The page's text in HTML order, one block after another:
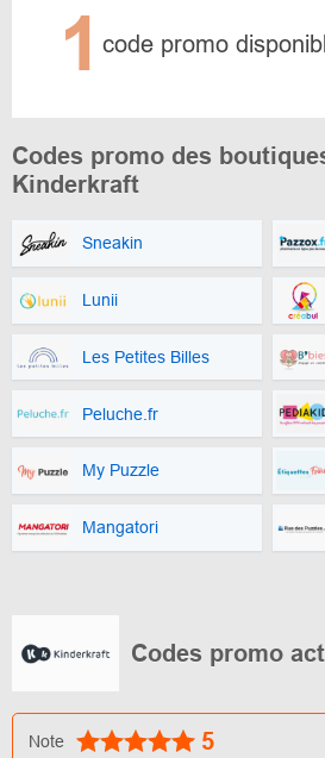
1 code promo
Codes promo des
Kinderkraft
Sneakin
Lunii
Les Petites Billes
Peluche.fr
My Puzzle
Mangatori
Codes promo
Note 5